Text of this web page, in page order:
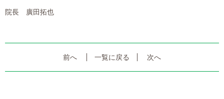
院長 廣田拓也
前へ 一覧に戻る 次へ